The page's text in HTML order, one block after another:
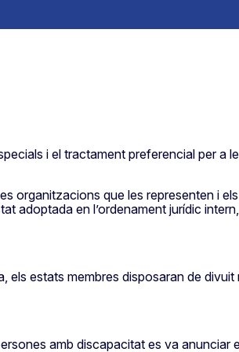
i el tractament preferencial per a
organitzacions que les representen i
adoptada en l’ordenament jurídic
els estats membres disposaran de divuit
amb discapacitat es va anunciar